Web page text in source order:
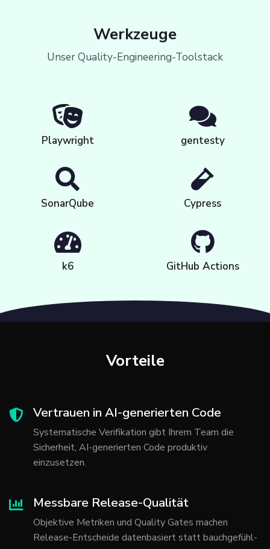
Werkzeuge
Unser Quality-Engineering-Toolstack
Playwright gentesty
SonarQube Cypress
k6 GitHub Actions
Vorteile
Vertrauen in AI-generierten Code
Systematische Verifikation gibt Ihrem Team die
Sicherheit, AI-generierten Code produktiv
einzusetzen.
Messbare Release-Qualität
Objektive Metriken und Quality Gates machen
Release-Entscheide datenbasiert statt bauchgefühl-